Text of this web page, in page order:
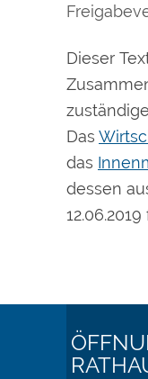
Dieser
Das
das
dessen